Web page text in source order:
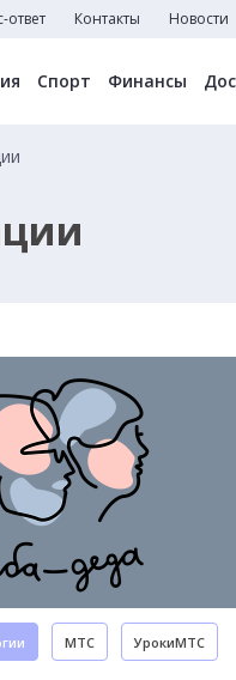
ответ Контакты Новости
Спорт Финансы
МТС УрокиМТС